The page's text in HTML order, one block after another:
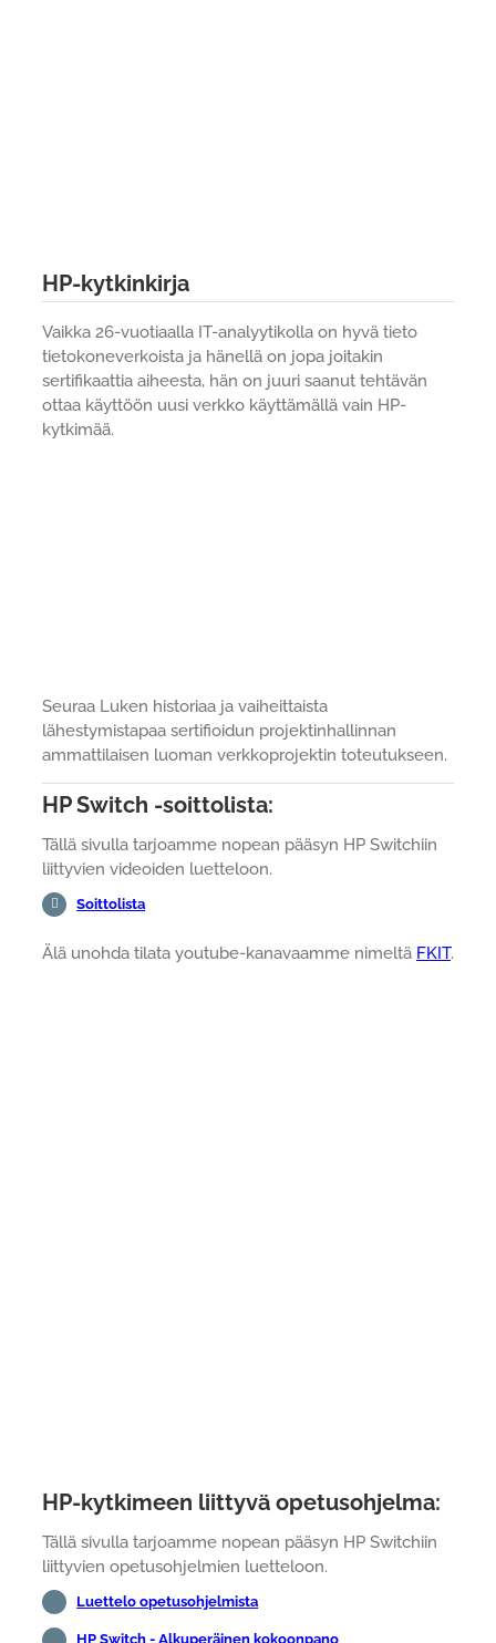
HP-kytkinkirja
Vaikka 26-vuotiaalla IT-analyytikolla on hyvä tieto
tietokoneverkoista ja hänellä on jopa joitakin
sertifikaattia aiheesta, hän on juuri saanut tehtävän
ottaa käyttöön uusi verkko käyttämällä vain HP-
kytkimää.
Seuraa Luken historiaa ja vaiheittaista
lähestymistapaa sertifioidun projektinhallinnan
ammattilaisen luoman verkkoprojektin toteutukseen.
HP Switch -soittolista:
Tällä sivulla tarjoamme nopean pääsyn HP Switchiin
liittyvien videoiden luetteloon.
Soittolista
Älä unohda tilata youtube-kanavaamme nimeltä FKIT.
HP-kytkimeen liittyvä opetusohjelma:
Tällä sivulla tarjoamme nopean pääsyn HP Switchiin
liittyvien opetusohjelmien luetteloon.
Luettelo opetusohjelmista
HP Switch - Alkuperäinen kokoonpano